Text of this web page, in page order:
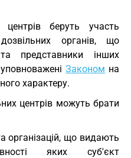
беруть участь
органів, що
представники інших
уповноваженіЗаконом на
характеру.
центрів можуть брати
організацій, що видають
яких суб'єкт